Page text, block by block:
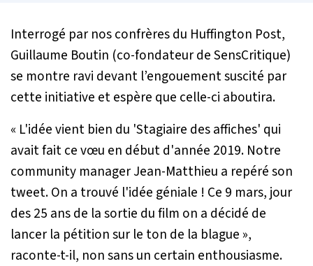
Interrogé par nos confrères du Huffington Post,
Guillaume Boutin (co-fondateur de SensCritique)
se montre ravi devant l’engouement suscité par
cette initiative et espère que celle-ci aboutira.
« L'idée vient bien du 'Stagiaire des affiches' qui
avait fait ce vœu en début d'année 2019. Notre
community manager Jean-Matthieu a repéré son
tweet. On a trouvé l'idée géniale ! Ce 9 mars, jour
des 25 ans de la sortie du film on a décidé de
lancer la pétition sur le ton de la blague »,
raconte-t-il, non sans un certain enthousiasme.